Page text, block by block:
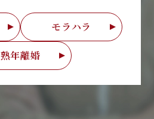
モラハラ
熟年離婚